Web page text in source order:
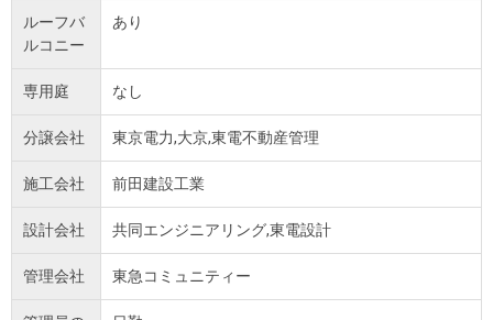
ルーフバ
ルコニー
あり
専用庭 なし
分譲会社 東京電力,大京,東電不動産管理
施工会社 前田建設工業
設計会社 共同エンジニアリング,東電設計
管理会社 東急コミュニティー